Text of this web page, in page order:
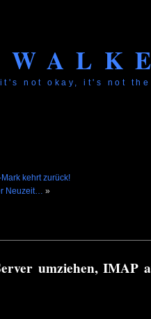
not okay, it's not the
kehrt zurück!
Neuzeit… »
umziehen, IMAP